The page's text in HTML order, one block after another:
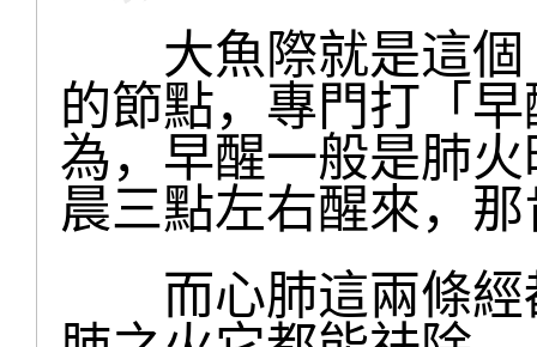
大魚際就是這個
的節點，專門打「
為，早醒一般是肺
晨三點左右醒來，
而心肺這兩條經